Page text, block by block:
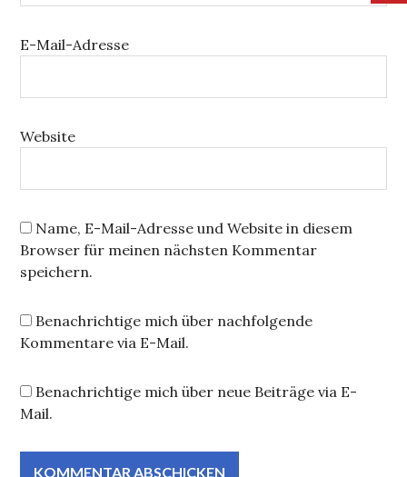
E-Mail-Adresse
Website
Name, E-Mail-Adresse und Website in diesem
Browser für meinen nächsten Kommentar
speichern.
Benachrichtige mich über nachfolgende
Kommentare via E-Mail.
Benachrichtige mich über neue Beiträge via E-
Mail.